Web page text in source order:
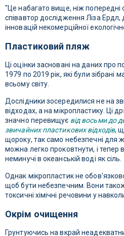
"Це набагато вище, ніж попередні
співавтор дослідження Ліза Ердл,
інновацій некомерційної
Пластиковий пляж
Ці оцінки засновані на даних про
1979 по 2019 рік, які були зібрані
всьому світу.
Дослідники зосередилися не на
відходах, а на мікропластику. Ці
значно перевищує від восьми до
звичайних пластикових відходів,
щороку, так само небезпечні для
можна легко проковтнути, і
неминучі в океанській воді як сіль.
Однак мікропластик не
щоб бути небезпечним. Вони
токсичні хімічні речовини у
Окрім очищення
Грунтуючись на вкрай